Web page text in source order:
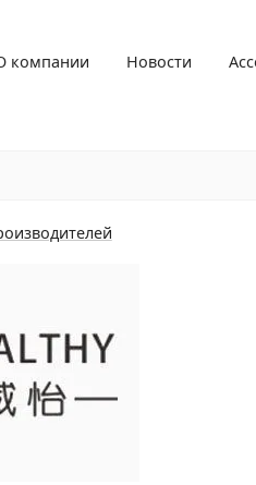
компании Новости